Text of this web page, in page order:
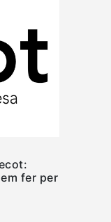
fer per